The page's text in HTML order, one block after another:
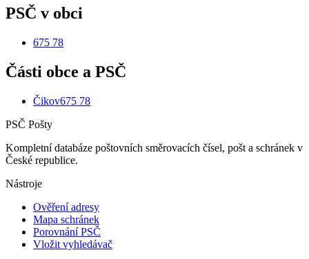
PSČ v obci
675 78
Části obce a PSČ
Čikov675 78
PSČ Pošty
Kompletní databáze poštovních směrovacích čísel, pošt a schránek v
České republice.
Nástroje
Ověření adresy
Mapa schránek
Porovnání PSČ
Vložit vyhledávač